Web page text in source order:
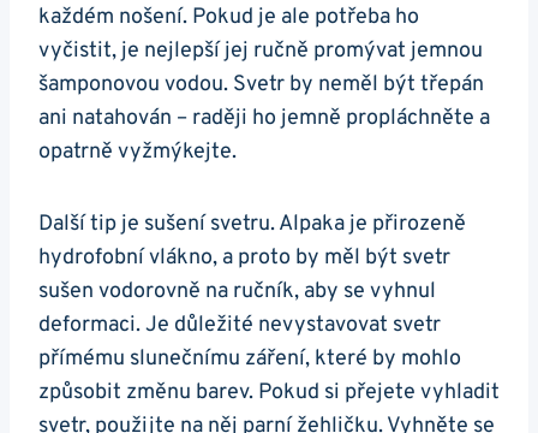
každém​ nošení. Pokud je ale potřeba ho
vyčistit,⁢ je nejlepší ​jej ručně ⁢promývat jemnou
šamponovou vodou. Svetr‌ by neměl⁤ být třepán‌
ani natahován – raději ho jemně propláchněte a
opatrně vyžmýkejte.
Další tip je ‌sušení svetru. Alpaka je přirozeně
hydrofobní vlákno, a proto by měl být svetr
sušen vodorovně na ručník, aby se vyhnul
deformaci. Je důležité nevystavovat svetr
přímému‌ slunečnímu záření, které by mohlo
způsobit změnu barev. Pokud si přejete​ vyhladit
svetr, použijte na něj parní žehličku. Vyhněte se